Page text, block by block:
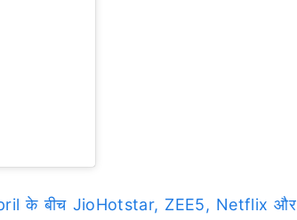
के बीच JioHotstar, ZEE5, Netflix और